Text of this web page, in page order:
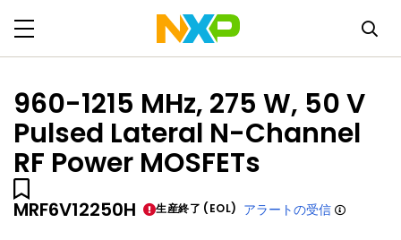
960-1215 MHz, 275 W, 50 V
Pulsed Lateral N-Channel
RF Power MOSFETs
MRF6V12250H 生産終了 (EOL) アラートの受信